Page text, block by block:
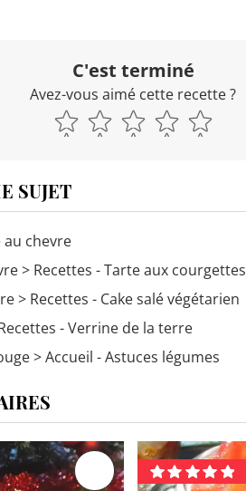
C'est terminé
Avez-vous aimé cette recette ?
SUJET
au chevre
> Recettes - Tarte aux courgettes
> Recettes - Cake salé végétarien
- Verrine de la terre
> Accueil - Astuces légumes